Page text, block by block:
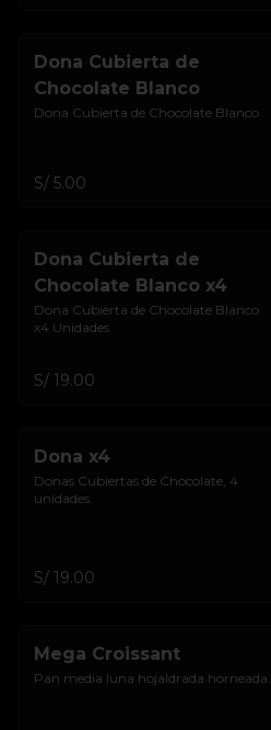
Dona Cubierta de
Chocolate Blanco
Dona Cubierta de Chocolate Blanco
S/ 5.00
Dona Cubierta de
Chocolate Blanco x4
Dona Cubierta de Chocolate Blanco
x4 Unidades
S/ 19.00
Dona x4
Donas Cubiertas de Chocolate, 4
unidades.
S/ 19.00
Mega Croissant
Pan media luna hojaldrada horneada.